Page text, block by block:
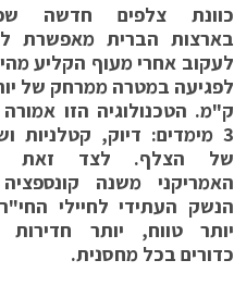
e
n
u
כוונת צלפים חדשה
בארצות הברית מאפשרת
לעקוב אחרי מעוף הקליע
ק"מ. הטכנולוגיה הזו
3 מימדים: דיוק, קטלניות
של הצלף. לצד זאת
האמריקני משנה
הנשק העתידי לחיילי
יותר טווח, יותר חדירות
כדורים בכל מחסנית.